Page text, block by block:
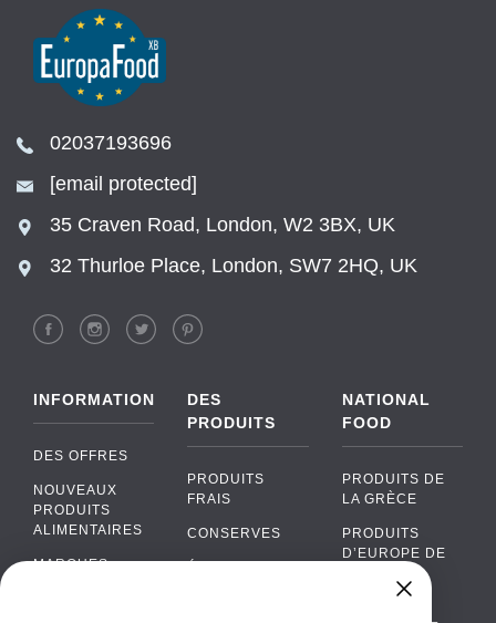
02037193696
[email protected]
35 Craven Road, London, W2 3BX, UK
32 Thurloe Place, London, SW7 2HQ, UK
INFORMATION
DES OFFRES
NOUVEAUX
PRODUITS
ALIMENTAIRES
MARQUES
DES
PRODUITS
PRODUITS
FRAIS
CONSERVES
NATIONAL
FOOD
PRODUITS DE
LA GRÈCE
PRODUITS
D’EUROPE DE